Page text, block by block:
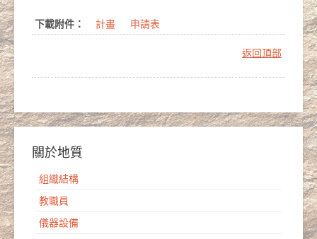
下載附件： 計畫 申請表
返回頂部
關於地質
組織結構
教職員
儀器設備